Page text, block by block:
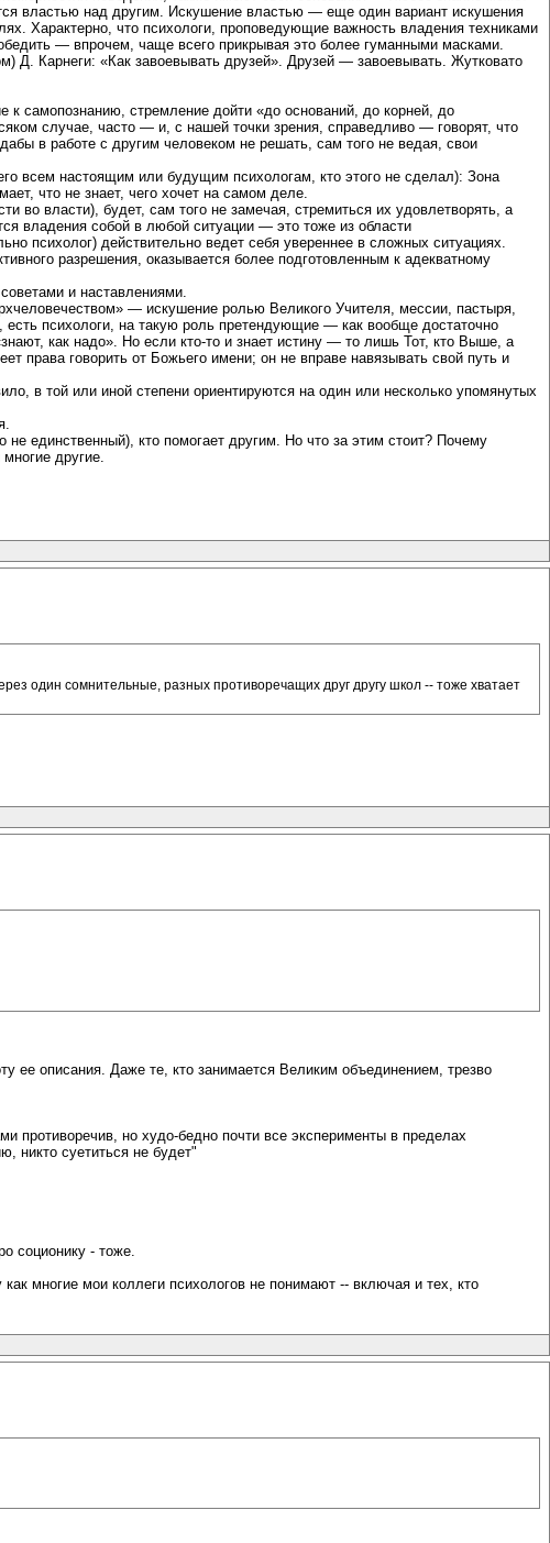
властью над другим. Искушение властью — еще один вариант искушения
Характерно, что психологи, проповедующие важность владения техниками
— впрочем, чаще всего прикрывая это более гуманными масками.
Д. Карнеги: «Как завоевывать друзей». Друзей — завоевывать. Жутковато
самопознанию, стремление дойти «до оснований, до корней, до
случае, часто — и, с нашей точки зрения, справедливо — говорят, что
в работе с другим человеком не решать, сам того не ведая, свои
всем настоящим или будущим психологам, кто этого не сделал): Зона
что не знает, чего хочет на самом деле.
во власти), будет, сам того не замечая, стремиться их удовлетворять, а
владения собой в любой ситуации — это тоже из области
психолог) действительно ведет себя увереннее в сложных ситуациях.
разрешения, оказывается более подготовленным к адекватному
и наставлениями.
— искушение ролью Великого Учителя, мессии, пастыря,
психологи, на такую роль претендующие — как вообще достаточно
как надо». Но если кто-то и знает истину — то лишь Тот, кто Выше, а
права говорить от Божьего имени; он не вправе навязывать свой путь и
в той или иной степени ориентируются на один или несколько упомянутых
единственный), кто помогает другим. Но что за этим стоит? Почему
другие.
один сомнительные, разных противоречащих друг другу школ -- тоже хватает
ее описания. Даже те, кто занимается Великим объединением, трезво
противоречив, но худо-бедно почти все эксперименты в пределах
никто суетиться не будет"
соционику - тоже.
многие мои коллеги психологов не понимают -- включая и тех, кто